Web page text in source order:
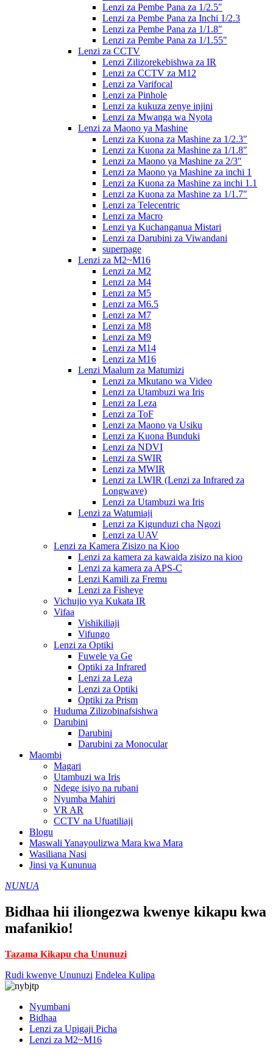
Lenzi za Pembe Pana za 1/2.5″
Lenzi za Pembe Pana za Inchi 1/2.3
Lenzi za Pembe Pana za 1/1.8″
Lenzi za Pembe Pana za 1/1.55″
Lenzi za CCTV
Lenzi Zilizorekebishwa za IR
Lenzi za CCTV za M12
Lenzi za Varifocal
Lenzi za Pinhole
Lenzi za kukuza zenye injini
Lenzi za Mwanga wa Nyota
Lenzi za Maono ya Mashine
Lenzi za Kuona za Mashine za 1/2.3″
Lenzi za Kuona za Mashine za 1/1.8″
Lenzi za Maono ya Mashine za 2/3″
Lenzi za Maono ya Mashine za inchi 1
Lenzi za Kuona za Mashine za inchi 1.1
Lenzi za Kuona za Mashine za 1/1.7″
Lenzi za Telecentric
Lenzi za Macro
Lenzi ya Kuchanganua Mistari
Lenzi za Darubini za Viwandani
superpage
Lenzi za M2~M16
Lenzi za M2
Lenzi za M4
Lenzi za M5
Lenzi za M6.5
Lenzi za M7
Lenzi za M8
Lenzi za M9
Lenzi za M14
Lenzi za M16
Lenzi Maalum za Matumizi
Lenzi za Mkutano wa Video
Lenzi za Utambuzi wa Iris
Lenzi za Leza
Lenzi za ToF
Lenzi za Maono ya Usiku
Lenzi za Kuona Bunduki
Lenzi za NDVI
Lenzi za SWIR
Lenzi za MWIR
Lenzi za LWIR (Lenzi za Infrared za
Longwave)
Lenzi za Utambuzi wa Iris
Lenzi za Watumiaji
Lenzi za Kigunduzi cha Ngozi
Lenzi za UAV
Lenzi za Kamera Zisizo na Kioo
Lenzi za kamera za kawaida zisizo na kioo
Lenzi za kamera za APS-C
Lenzi Kamili za Fremu
Lenzi za Fisheye
Vichujio vya Kukata IR
Vifaa
Vishikiliaji
Vifungo
Lenzi za Optiki
Fuwele ya Ge
Optiki za Infrared
Lenzi za Leza
Lenzi za Optiki
Optiki za Prism
Huduma Zilizobinafsishwa
Darubini
Darubini
Darubini za Monocular
Maombi
Magari
Utambuzi wa Iris
Ndege isiyo na rubani
Nyumba Mahiri
VR AR
CCTV na Ufuatiliaji
Blogu
Maswali Yanayoulizwa Mara kwa Mara
Wasiliana Nasi
Jinsi ya Kununua
NUNUA
Bidhaa hii iliongezwa kwenye kikapu kwa
mafanikio!
Tazama Kikapu cha Ununuzi
Rudi kwenye Ununuzi Endelea Kulipa
Nyumbani
Bidhaa
Lenzi za Upigaji Picha
Lenzi za M2~M16